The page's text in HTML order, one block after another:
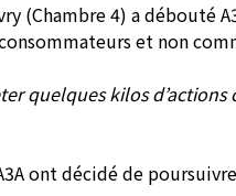
(Chambre 4) a débouté
et non
quelques kilos d’actions
ont décidé de